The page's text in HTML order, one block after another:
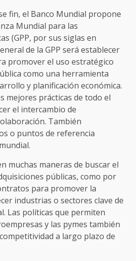
fin, el Banco Mundial propone
Mundial para las
(GPP, por sus siglas en
de la GPP será establecer
promover el uso estratégico
como una herramienta
y planificación económica.
mejores prácticas de todo el
el intercambio de
También
o puntos de referencia
muchas maneras de buscar el
públicas, como por
para promover la
industrias o sectores clave de
Las políticas que permiten
y las pymes también
a largo plazo de